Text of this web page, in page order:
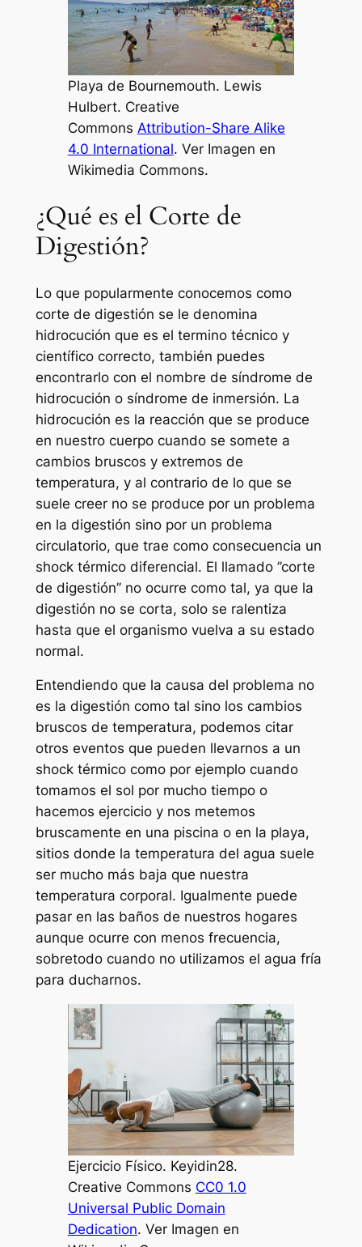
Playa de Bournemouth. Lewis
Hulbert. Creative
Commons Attribution-Share Alike
4.0 International. Ver Imagen en
Wikimedia Commons.
¿Qué es el Corte de
Digestión?
Lo que popularmente conocemos como
corte de digestión se le denomina
hidrocución que es el termino técnico y
científico correcto, también puedes
encontrarlo con el nombre de síndrome de
hidrocución o síndrome de inmersión. La
hidrocución es la reacción que se produce
en nuestro cuerpo cuando se somete a
cambios bruscos y extremos de
temperatura, y al contrario de lo que se
suele creer no se produce por un problema
en la digestión sino por un problema
circulatorio, que trae como consecuencia un
shock térmico diferencial. El llamado ’’corte
de digestión’’ no ocurre como tal, ya que la
digestión no se corta, solo se ralentiza
hasta que el organismo vuelva a su estado
normal.
Entendiendo que la causa del problema no
es la digestión como tal sino los cambios
bruscos de temperatura, podemos citar
otros eventos que pueden llevarnos a un
shock térmico como por ejemplo cuando
tomamos el sol por mucho tiempo o
hacemos ejercicio y nos metemos
bruscamente en una piscina o en la playa,
sitios donde la temperatura del agua suele
ser mucho más baja que nuestra
temperatura corporal. Igualmente puede
pasar en las baños de nuestros hogares
aunque ocurre con menos frecuencia,
sobretodo cuando no utilizamos el agua fría
para ducharnos.
Ejercicio Físico. Keyidin28.
Creative Commons CC0 1.0
Universal Public Domain
Dedication. Ver Imagen en